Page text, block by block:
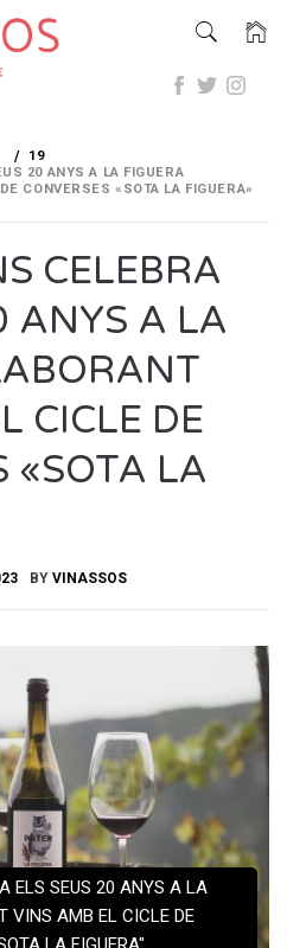
19
20 ANYS A LA FIGUERA
CONVERSES «SOTA LA FIGUERA»
CELEBRA
ANYS A LA
CICLE DE
«SOTA LA
BY VINASSOS
ELS SEUS 20 ANYS A LA
VINS AMB EL CICLE DE